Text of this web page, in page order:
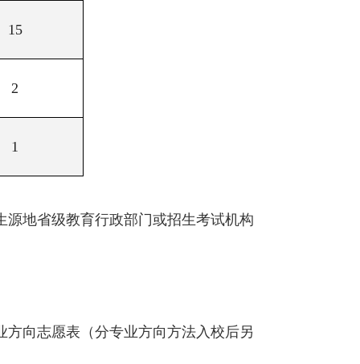
15
2
1
地省级教育行政部门或招生考试机构
向志愿表（分专业方向方法入校后另